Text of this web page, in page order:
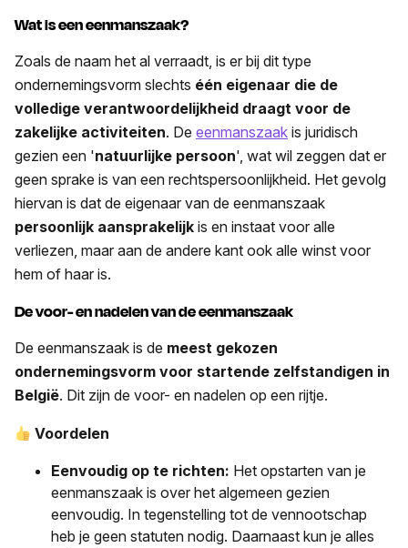
Wat is een eenmanszaak?
Zoals de naam het al verraadt, is er bij dit type
ondernemingsvorm slechts één eigenaar die de
volledige verantwoordelijkheid draagt voor de
zakelijke activiteiten. De eenmanszaak is juridisch
gezien een 'natuurlijke persoon', wat wil zeggen dat er
geen sprake is van een rechtspersoonlijkheid. Het gevolg
hiervan is dat de eigenaar van de eenmanszaak
persoonlijk aansprakelijk is en instaat voor alle
verliezen, maar aan de andere kant ook alle winst voor
hem of haar is.
De voor- en nadelen van de eenmanszaak
De eenmanszaak is de meest gekozen
ondernemingsvorm voor startende zelfstandigen in
België. Dit zijn de voor- en nadelen op een rijtje.
Voordelen
Eenvoudig op te richten: Het opstarten van je
eenmanszaak is over het algemeen gezien
eenvoudig. In tegenstelling tot de vennootschap
heb je geen statuten nodig. Daarnaast kun je alles